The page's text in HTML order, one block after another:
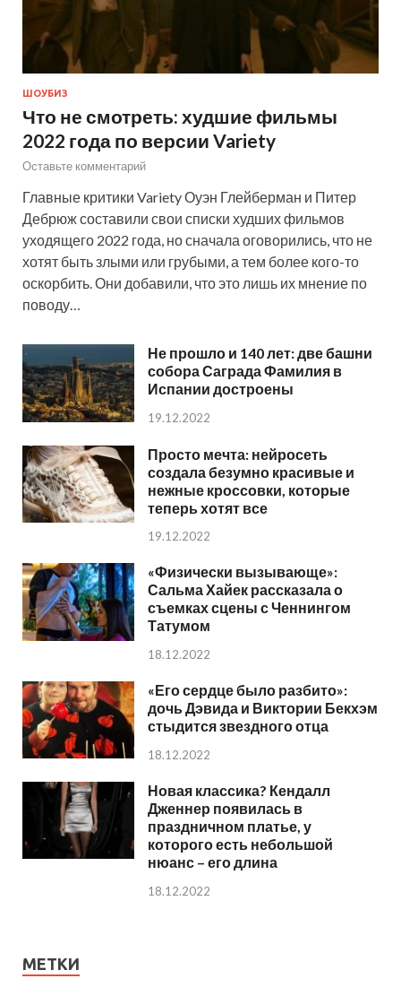
ШОУБИЗ
Что не смотреть: худшие фильмы
2022 года по версии Variety
Оставьте комментарий
Главные критики Variety Оуэн Глейберман и Питер
Дебрюж составили свои списки худших фильмов
уходящего 2022 года, но сначала оговорились, что не
хотят быть злыми или грубыми, а тем более кого-то
оскорбить. Они добавили, что это лишь их мнение по
поводу…
Не прошло и 140 лет: две башни
собора Саграда Фамилия в
Испании достроены
19.12.2022
Просто мечта: нейросеть
создала безумно красивые и
нежные кроссовки, которые
теперь хотят все
19.12.2022
«Физически вызывающе»:
Сальма Хайек рассказала о
съемках сцены с Ченнингом
Татумом
18.12.2022
«Его сердце было разбито»:
дочь Дэвида и Виктории Бекхэм
стыдится звездного отца
18.12.2022
Новая классика? Кендалл
Дженнер появилась в
праздничном платье, у
которого есть небольшой
нюанс – его длина
18.12.2022
МЕТКИ